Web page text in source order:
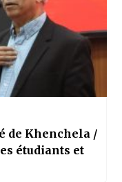
de Khenchela /
étudiants et